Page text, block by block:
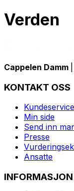
Verden
Cappelen Damm
KONTAKT OSS
Kundeservice
Min side
Send inn
Presse
Ansatte
INFORMASJON